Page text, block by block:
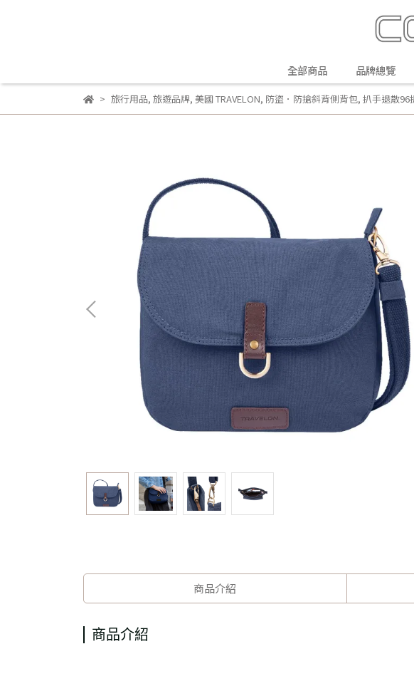
全部商品 品牌總覽
旅行用品, 旅遊品牌, 美國 TRAVELON, 防盜．防搶斜背側背包, 扒手退散96
商品介紹
商品介紹